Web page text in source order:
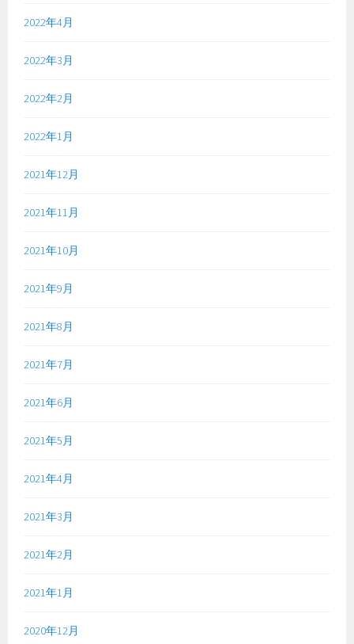
2022年4月
2022年3月
2022年2月
2022年1月
2021年12月
2021年11月
2021年10月
2021年9月
2021年8月
2021年7月
2021年6月
2021年5月
2021年4月
2021年3月
2021年2月
2021年1月
2020年12月